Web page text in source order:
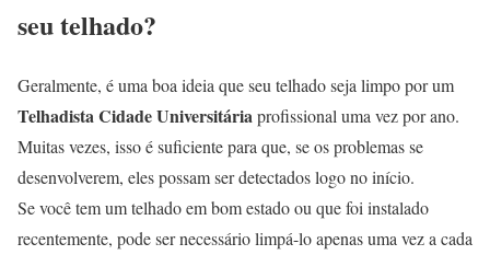
seu telhado?
Geralmente, é uma boa ideia que seu telhado seja limpo por um
Telhadista Cidade Universitáriaprofissional uma vez por ano.
Muitas vezes, isso é suficiente para que, se os problemas se
desenvolverem, eles possam ser detectados logo no início.
Se você tem um telhado em bom estado ou que foi instalado
recentemente, pode ser necessário limpá-lo apenas uma vez a cada